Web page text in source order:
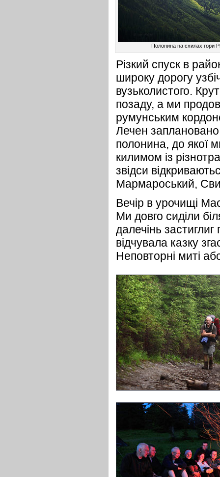
Полонина на схилах гори
Різкий спуск в
широку дорогу
вузьколистого.
позаду, а ми
румунським
Лечен заплановано
полонина, до якої
килимом із
звідси
Мармароський,
Вечір в урочищі
Ми довго сиділи
далечінь застиглиг
відчувала казку
Неповторні миті